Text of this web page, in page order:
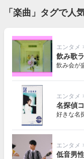
「楽曲」タグで人
エンタメ
飲み歌
飲み会が
エンタメ
名探偵
好きな名
エンタメ
低音男